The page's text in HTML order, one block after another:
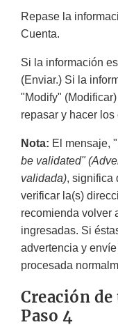
Repase la
Cuenta.
Si la información
(Enviar.) Si la
"Modify"
repasar y hacer
Nota: El mensaje, "
be validated"
validada), significa
verificar la(s)
recomienda volver
ingresadas. Si
advertencia y
procesada
Creación
Paso 4